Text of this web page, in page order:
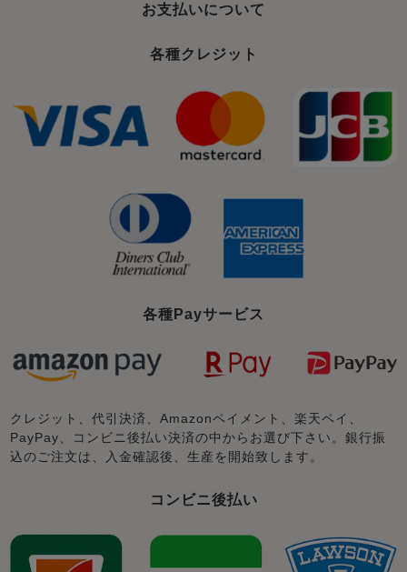
お支払いについて
各種クレジット
各種Payサービス
クレジット、代引決済、Amazonペイメント、楽天ペイ、
PayPay、コンビニ後払い決済の中からお選び下さい。銀行振
込のご注文は、入金確認後、生産を開始致します。
コンビニ後払い